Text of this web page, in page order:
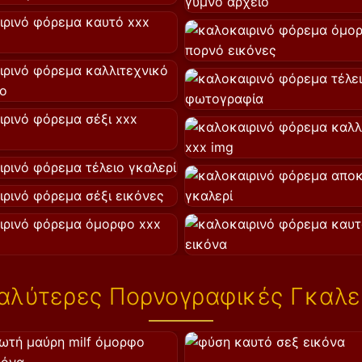
Πορνογραφικές